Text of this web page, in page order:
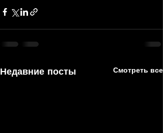
Недавние посты Смотреть все